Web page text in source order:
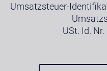
Umsatzsteuer-
USt. Id.